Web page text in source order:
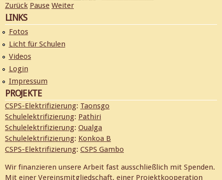
Zurück Pause Weiter
LINKS
Fotos
Licht für Schulen
Videos
Login
Impressum
PROJEKTE
CSPS-Elektrifizierung: Taonsgo
Schulelektrifizierung: Pathiri
Schulelektrifizierung: Oualga
Schulelektrifizierung: Konkoa B
CSPS-Elektrifizierung: CSPS Gambo
Wir finanzieren unsere Arbeit fast ausschließlich mit Spenden.
Mit einer Vereinsmitgliedschaft, einer Projektkooperation